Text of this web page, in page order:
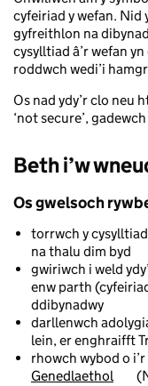
cyfeiriad y wefan. Nid
gyfreithlon na
cysylltiad â’r wefan
roddwch wedi’i
Os nad ydy’r clo neu
‘not secure’,
Beth i’w
Os gwelsoch
torrwch y
na thalu dim byd
gwiriwch i weld
enw parth
ddibynadwy
darllenwch
lein, er enghraifft
rhowch wybod o i’r
Genedlaethol